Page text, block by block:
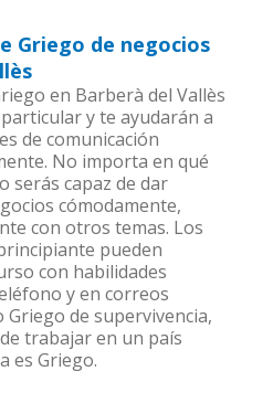
Griego de negocios
en Barberà del Vallès
y te ayudarán a
de comunicación
No importa en qué
serás capaz de dar
cómodamente,
con otros temas. Los
pueden
con habilidades
y en correos
Griego de supervivencia,
trabajar en un país
es Griego.